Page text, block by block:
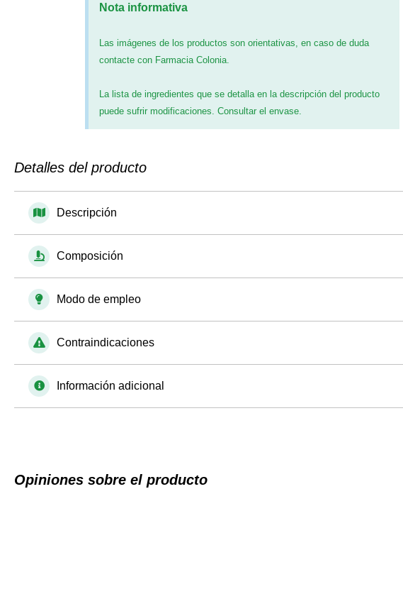
Nota informativa
Las imágenes de los productos son orientativas, en caso de duda
contacte con Farmacia Colonia.
La lista de ingredientes que se detalla en la descripción del producto
puede sufrir modificaciones. Consultar el envase.
Detalles del producto
Descripción
Composición
Modo de empleo
Contraindicaciones
Información adicional
Opiniones sobre el producto